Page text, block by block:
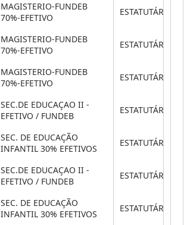
MAGISTERIO-FUNDEB
70%-EFETIVO
ESTATUTÁRIO
MAGISTERIO-FUNDEB
70%-EFETIVO
ESTATUTÁRIO
MAGISTERIO-FUNDEB
70%-EFETIVO
ESTATUTÁRIO
SEC.DE EDUCAÇAO II -
EFETIVO / FUNDEB
ESTATUTÁRIO
SEC. DE EDUCAÇÃO
INFANTIL 30% EFETIVOS
ESTATUTÁRIO
SEC.DE EDUCAÇAO II -
EFETIVO / FUNDEB
ESTATUTÁRIO
SEC. DE EDUCAÇÃO
INFANTIL 30% EFETIVOS
ESTATUTÁRIO